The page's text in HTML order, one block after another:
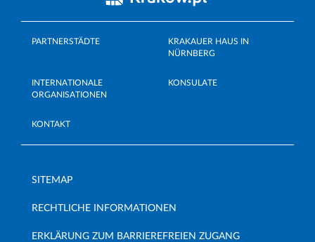
PARTNERSTÄDTE
KRAKAUER HAUS IN
NÜRNBERG
INTERNATIONALE
ORGANISATIONEN
KONSULATE
KONTAKT
SITEMAP
RECHTLICHE INFORMATIONEN
ERKLÄRUNG ZUM BARRIEREFREIEN ZUGANG